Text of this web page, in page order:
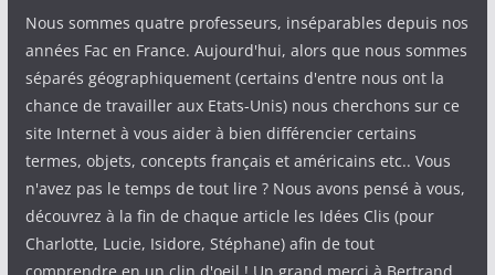
Nous sommes quatre professeurs, inséparables depuis nos
années Fac en France. Aujourd'hui, alors que nous sommes
séparés géographiquement (certains d'entre nous ont la
chance de travailler aux Etats-Unis) nous cherchons sur ce
site Internet à vous aider à bien différencier certains
termes, objets, concepts français et américains etc.. Vous
n'avez pas le temps de tout lire ? Nous avons pensé à vous,
découvrez à la fin de chaque article les Idées Clis (pour
Charlotte, Lucie, Isidore, Stéphane) afin de tout